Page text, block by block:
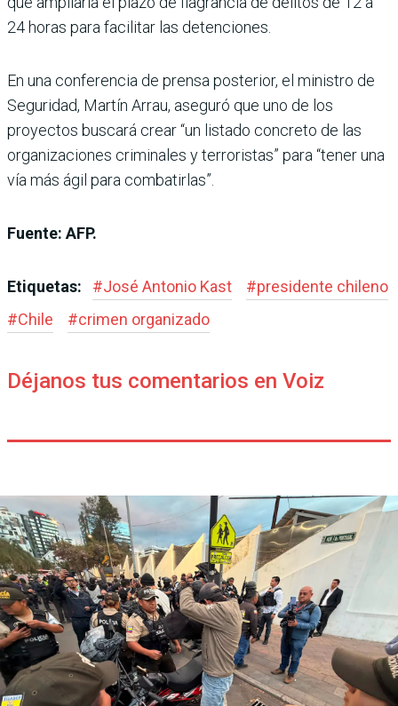
24 horas para facilitar las detenciones.
En una conferencia de prensa posterior, el ministro de
Seguridad, Martín Arrau, aseguró que uno de los
proyectos buscará crear “un listado concreto de las
organizaciones criminales y terroristas” para “tener una
vía más ágil para combatirlas”.
Fuente: AFP.
Etiquetas: #José Antonio Kast #presidente chileno
#Chile #crimen organizado
Déjanos tus comentarios en Voiz